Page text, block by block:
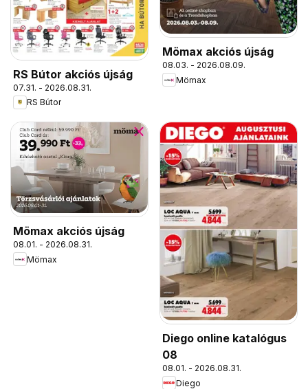
RS Bútor akciós újság
07.31. - 2026.08.31.
RS Bútor
Mömax akciós újság
08.03. - 2026.08.09.
Mömax
Mömax akciós újság
08.01. - 2026.08.31.
Mömax
Diego online katalógus
08
08.01. - 2026.08.31.
Diego